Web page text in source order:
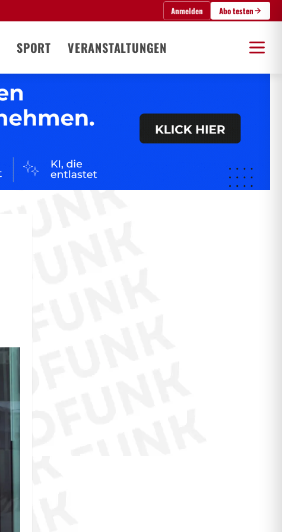
Anmelden Abo testen
SPORT VERANSTALTUNGEN